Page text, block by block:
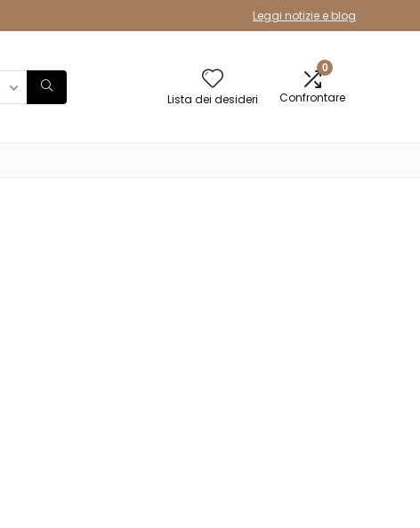
Leggi notizie e blog
Lista dei desideri
0
Confrontare